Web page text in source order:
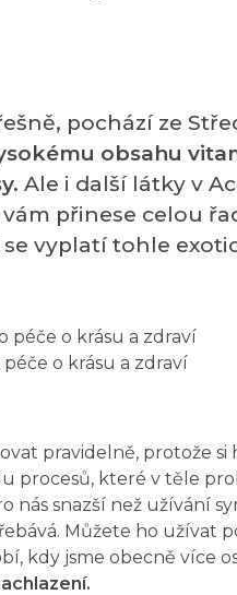
pochází ze
obsahu
Ale i další látky v
přinese celou
vyplatí tohle
o krásu a zdraví
pravidelně, protože si
procesů, které v těle
nás snazší než užívání
Můžete ho užívat
kdy jsme obecně více